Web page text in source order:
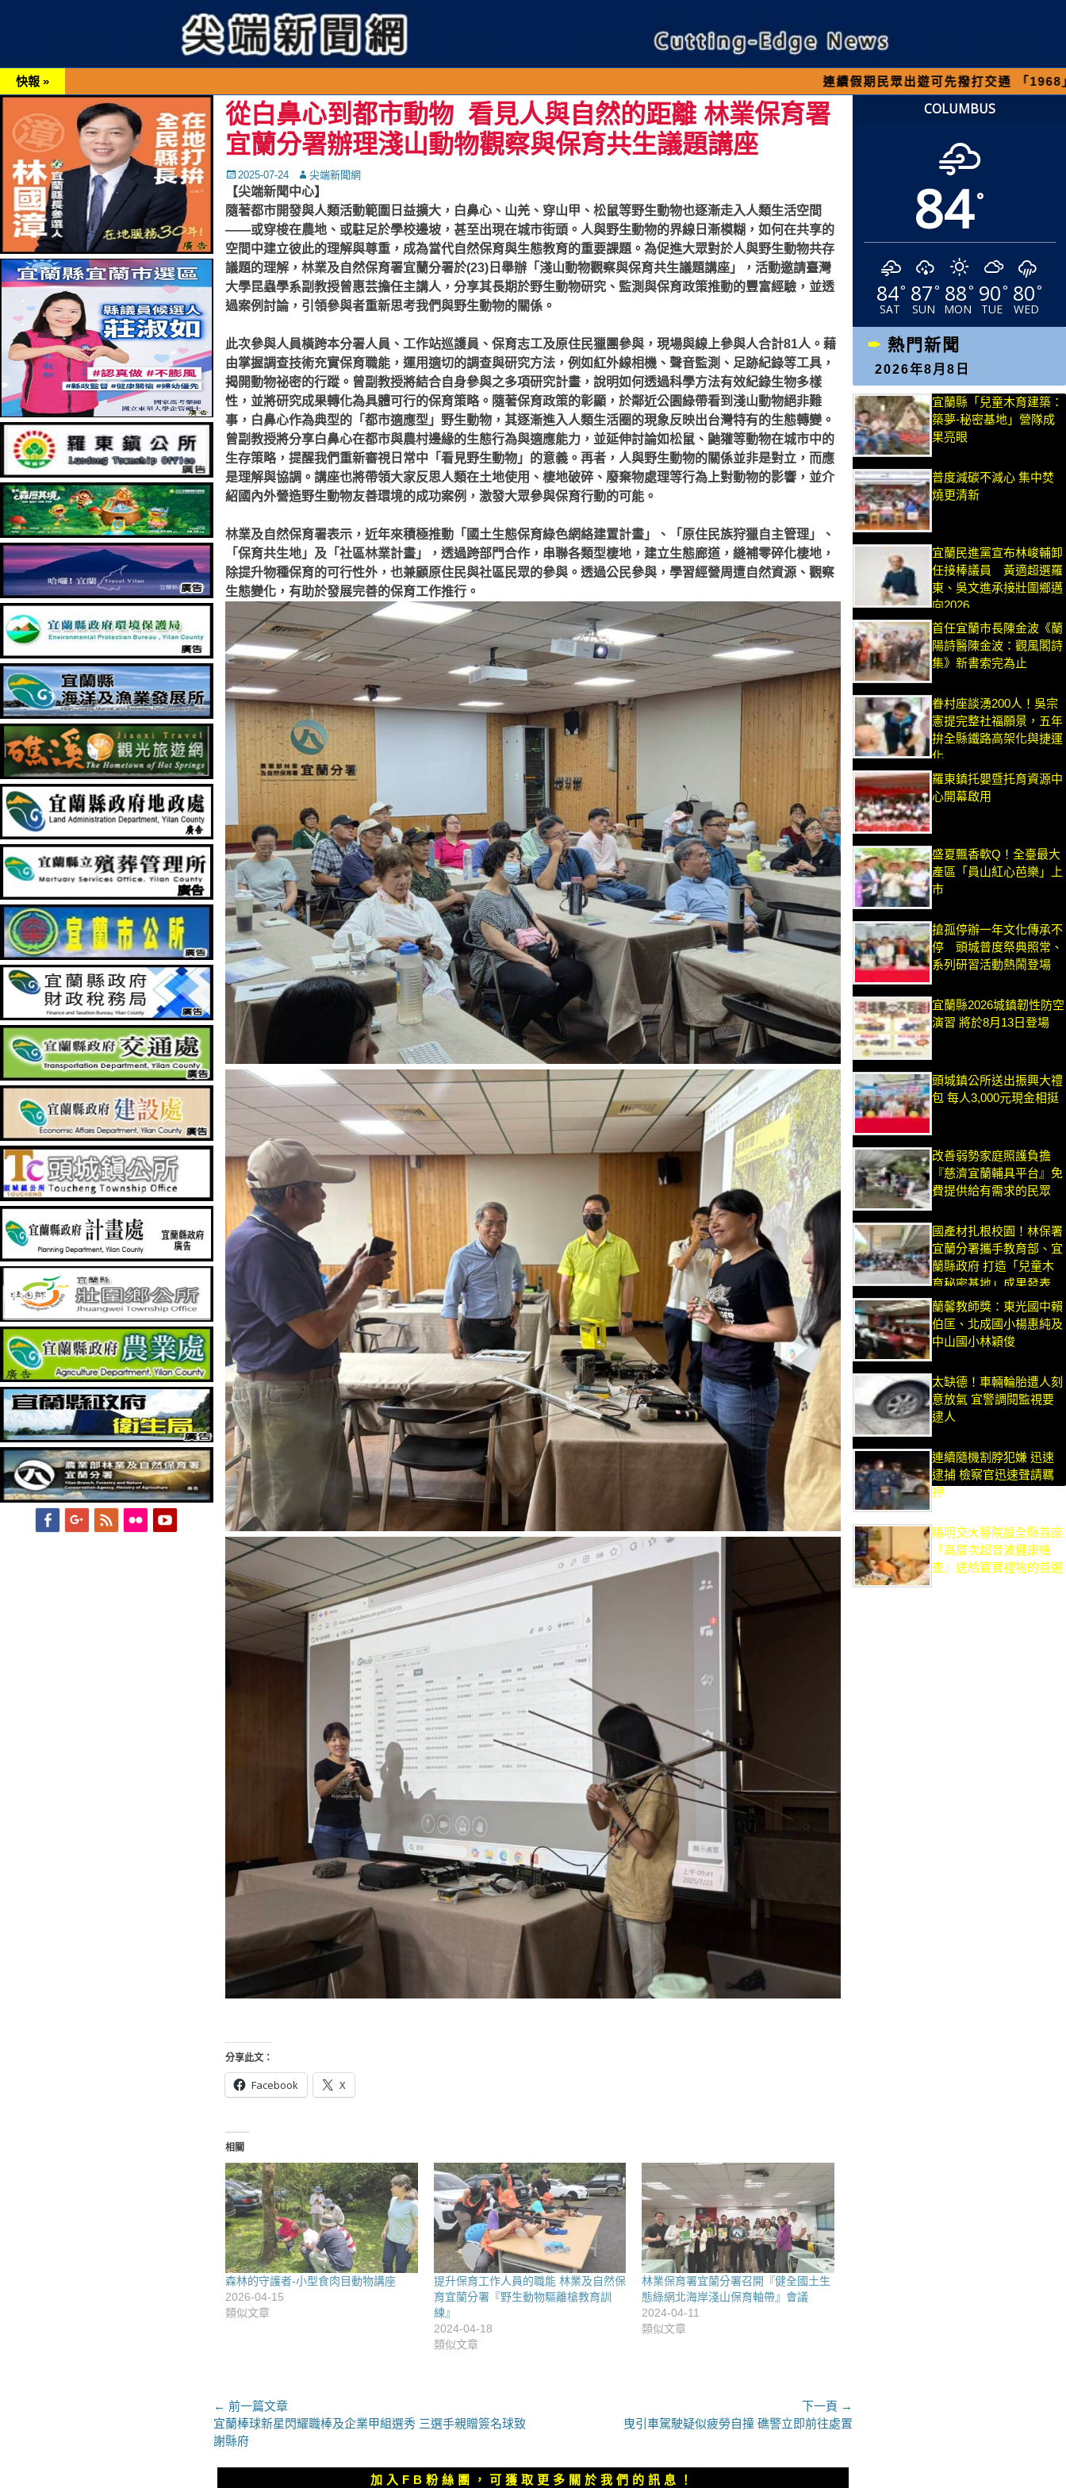
快報 » 連續假期民眾出遊可先撥打交通 「1968」客服專線，
從白鼻心到都市動物 看見人與自然的距離 林業保育署
宜蘭分署辦理淺山動物觀察與保育共生議題講座
Posted
on
2025-07-24 Autor尖端新聞網
【尖端新聞中心】
隨著都市開發與人類活動範圍日益擴大，白鼻心、山羌、穿山甲、松鼠等野生動物也逐漸走入人類生活空間
——或穿梭在農地、或駐足於學校邊坡，甚至出現在城市街頭。人與野生動物的界線日漸模糊，如何在共享的
空間中建立彼此的理解與尊重，成為當代自然保育與生態教育的重要課題。 為促進大眾對於人與野生動物共存
議題的理解，林業及自然保育署宜蘭分署於(23)日舉辦「淺山動物觀察與保育共生議題講座」，活動邀請臺灣
大學昆蟲學系副教授曾惠芸擔任主講人，分享其長期於野生動物研究、監測與保育政策推動的豐富經驗，並透
過案例討論，引領參與者重新思考我們與野生動物的關係。
此次參與人員橫跨本分署人員、工作站巡護員、保育志工及原住民獵團參與，現場與線上參與人合計81人。藉
由掌握調查技術充實保育職能，運用適切的調查與研究方法，例如紅外線相機、聲音監測、足跡紀錄等工具，
揭開動物祕密的行蹤。曾副教授將結合自身參與之多項研究計畫，說明如何透過科學方法有效紀錄生物多樣
性，並將研究成果轉化為具體可行的保育策略。隨著保育政策的彰顯，於鄰近公園綠帶看到淺山動物絕非難
事，白鼻心作為典型的「都市適應型」野生動物，其逐漸進入人類生活圈的現象反映出台灣特有的生態轉變。
曾副教授將分享白鼻心在都市與農村邊緣的生態行為與適應能力，並延伸討論如松鼠、鼬獾等動物在城市中的
生存策略，提醒我們重新審視日常中「看見野生動物」的意義。再者，人與野生動物的關係並非是對立，而應
是理解與協調。講座也將帶領大家反思人類在土地使用、棲地破碎、廢棄物處理等行為上對動物的影響，並介
紹國內外營造野生動物友善環境的成功案例，激發大眾參與保育行動的可能。
林業及自然保育署表示，近年來積極推動「國土生態保育綠色網絡建置計畫」、「原住民族狩獵自主管理」、
「保育共生地」及「社區林業計畫」，透過跨部門合作，串聯各類型棲地，建立生態廊道，縫補零碎化棲地，
除提升物種保育的可行性外，也兼顧原住民與社區民眾的參與。透過公民參與，學習經營周遭自然資源、觀察
生態變化，有助於發展完善的保育工作推行。
分享此文：
Facebook X
相關
森林的守護者-小型食肉目動物講座
2026-04-15
類似文章
提升保育工作人員的職能 林業及自然保
育宜蘭分署『野生動物驅離槍教育訓
練』
2024-04-18
類似文章
林業保育署宜蘭分署召開『健全國土生
態綠網北海岸淺山保育軸帶』會議
2024-04-11
類似文章
文
章
導
← 前一篇文章
上
一
宜蘭棒球新星閃耀職棒及企業甲組選秀 三選手親贈簽名球致
謝縣府
下一頁 →
文
曳引車駕駛疑似疲勞自撞 礁警立即前往處置
加入FB粉絲團，可獲取更多關於我們的訊息！
COLUMBUS
84°
84°
SAT
87°
SUN
88°
MON
90°
TUE
80°
WED
熱門新聞
2026年8月8日
宜蘭縣「兒童木育建築：
築夢-秘密基地」營隊成
果亮眼
普度減碳不減心 集中焚
燒更清新
宜蘭民進黨宣布林峻輔卸
任接棒議員 黃適超選羅
東、吳文進承接壯圍鄉邁
向2026
首任宜蘭市長陳金波《蘭
陽詩醫陳金波：觀風閣詩
集》新書索完為止
眷村座談湧200人！吳宗
憲提完整社福願景，五年
拚全縣鐵路高架化與捷運
化
羅東鎮托嬰暨托育資源中
心開幕啟用
盛夏飄香軟Q！全臺最大
產區「員山紅心芭樂」上
市
搶孤停辦一年文化傳承不
停 頭城普度祭典照常、
系列研習活動熱鬧登場
宜蘭縣2026城鎮韌性防空
演習 將於8月13日登場
頭城鎮公所送出振興大禮
包 每人3,000元現金相挺
改善弱勢家庭照護負擔
『慈濟宜蘭輔具平台』免
費提供給有需求的民眾
國產材扎根校園！林保署
宜蘭分署攜手教育部、宜
蘭縣政府 打造「兒童木
育秘密基地」成果發表
蘭馨教師獎：東光國中賴
伯匡、北成國小楊惠純及
中山國小林穎俊
太缺德！車輛輪胎遭人刻
意放氣 宜警調閱監視要
逮人
連續隨機割脖犯嫌 迅速
逮捕 檢察官迅速聲請羈
押
陽明交大醫院設全縣首座
『高層次超音波健康檢
查』送給寶寶禮物的首選
FacebookGoogleplus
Feed Flickr YouTube